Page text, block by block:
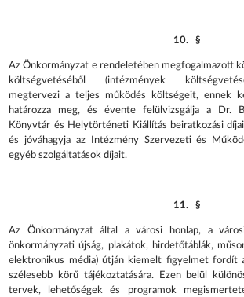
10. §
Az Önkormányzat e rendeletében megfogalmazott
költségvetéséből (intézmények
megtervezi a teljes működés költségeit, ennek
határozza meg, és évente felülvizsgálja a Dr.
Könyvtár és Helytörténeti Kiállítás beiratkozási
és jóváhagyja az Intézmény Szervezeti és
egyéb szolgáltatások díjait.
11. §
Az Önkormányzat által a városi honlap, a
önkormányzati újság, plakátok, hirdetőtáblák,
elektronikus média) útján kiemelt figyelmet fordít
szélesebb körű tájékoztatására. Ezen belül
tervek, lehetőségek és programok